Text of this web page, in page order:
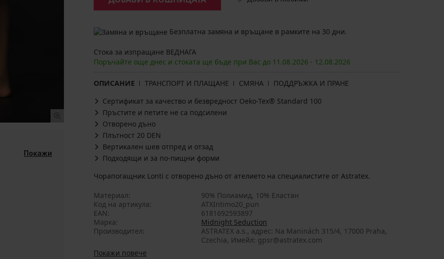
Покажи
Безплатна замяна и връщане в рамките на 30 дни.
Стока за изпращане ВЕДНАГА
Поръчайте още днес и стоката ще бъде при Вас до 11.08.2026 - 12.08.2026
ОПИСАНИЕ ТРАНСПОРТ И ПЛАЩАНЕ СМЯНА
ПОДДРЪЖКА И ПРАНЕ
Сертификат за качество и безвредност Oeko-Tex® Standard 100
Пръстите и петите не са подсилени
Отворено дъно
Плътност 20 DEN
Вертикален шев отпред и отзад
Подходящи и за по-пищни форми
Чорапогащник Lonti с отворено дъно от ателието на специалистите от Astratex.
Материал
90% Полиамид, 10% Еластан
Код на артикула
ATXIntimo20_pun
EAN
6181692593897
Марка
Midnight Seduction
Производител
ASTRATEX a.s., aдрес: Na Maninách 315/4, 17000 Praha,
Czechia, Имейл: gpsr@astratex.com
Покажи повече